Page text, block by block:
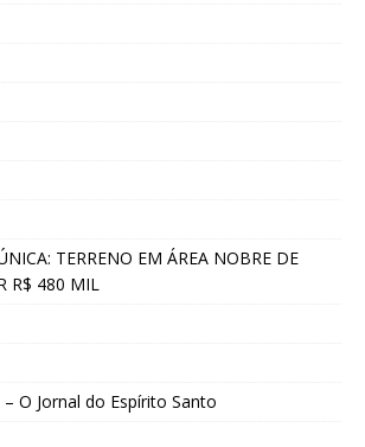
TERRENO EM ÁREA NOBRE DE
R$ 480 MIL
O Jornal do Espírito Santo